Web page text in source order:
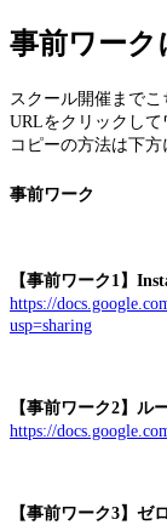
jpca.co
事前ワーク
スクール開催までこ
URLをクリックして
コピーの方法は下方
事前ワーク
【事前ワーク1】
https://
usp=sharing
【事前ワーク2】ル
https://
【事前ワーク3】ゼ